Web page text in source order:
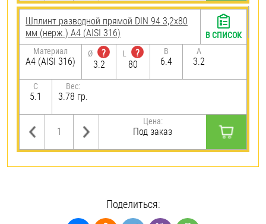
Шплинт разводной прямой DIN 94 3,2х80
мм (нерж.) A4 (AISI 316)
Материал
A4 (AISI 316)
Ø
?
3.2
L
?
80
B
6.4
A
3.2
C
5.1
Вес:
3.78 гр.
Цена:
Под заказ
В СПИСОК
Поделиться: